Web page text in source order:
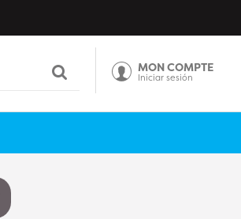
MON COMPTE
Iniciar sesión